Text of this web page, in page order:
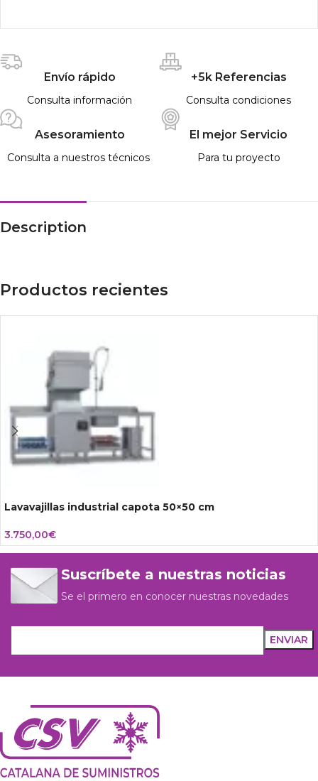
Envío rápido
Consulta información
+5k Referencias
Consulta condiciones
Asesoramiento
Consulta a nuestros técnicos
El mejor Servicio
Para tu proyecto
Description
Productos recientes
Lavavajillas industrial capota 50×50 cm
3.750,00€
Suscríbete a nuestras noticias
Se el primero en conocer nuestras novedades